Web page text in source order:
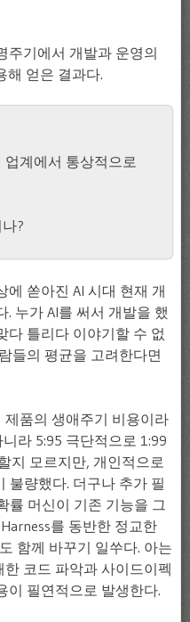
주기에서 개발과 운영의
해 얻은 결과다.
계에서 통상적으로
?
쏟아진 AI 시대 현재 개
누가 AI를 써서 개발을 했
다 틀리다 이야기할 수 없
들의 평균을 고려한다면
품의 생애주기 비용이라
라 5:95 극단적으로 1:99
지 모르지만, 개인적으로
불량했다. 더구나 추가 필
률 머신이 기존 기능을 그
를 동반한 정교한
함께 바꾸기 일쑤다. 아는
코드 파악과 사이드이펙
이 필연적으로 발생한다.